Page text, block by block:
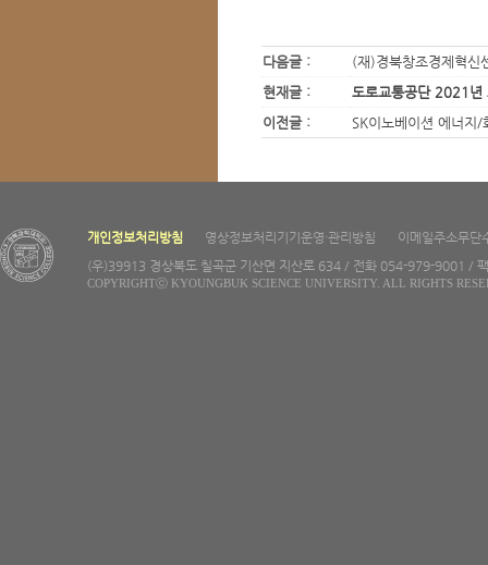
다음글 :
(재)경북창조경제혁신
현재글 :
도로교통공단 2021년
이전글 :
SK이노베이션 에너
개인정보처리방침 영상정보처리기기운영·관리방침
이메일주소무단
(우)39913 경상북도 칠곡군 기산면 지산로 634 / 전화 054-979-9001 /
COPYRIGHTⓒ KYOUNGBUK SCIENCE UNIVERSITY. ALL RIGHTS